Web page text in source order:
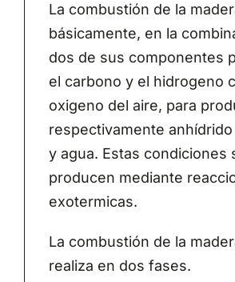
La combustión de la
básicamente, en la
dos de sus componentes
el carbono y el hidrogeno
oxigeno del aire, para
respectivamente
y agua. Estas condiciones
producen mediante
exotermicas.
La combustión de la
realiza en dos fases.